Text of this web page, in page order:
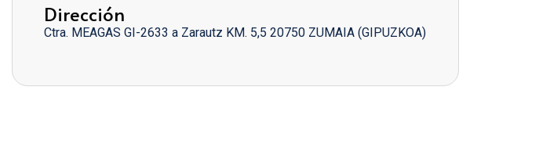
Dirección
Ctra. MEAGAS GI-2633 a Zarautz KM. 5,5 20750 ZUMAIA (GIPUZKOA)